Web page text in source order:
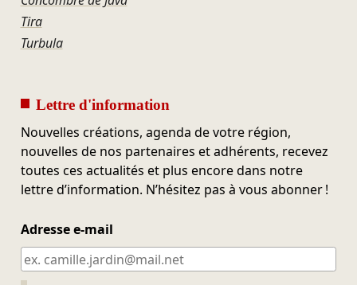
Tira
Turbula
Lettre d'information
Nouvelles créations, agenda de votre région,
nouvelles de nos partenaires et adhérents, recevez
toutes ces actualités et plus encore dans notre
lettre d’information. N’hésitez pas à vous abonner !
Adresse e-mail